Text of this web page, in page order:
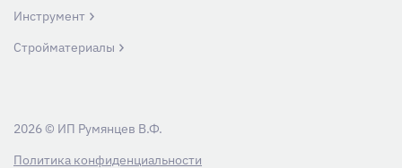
Инструмент
Стройматериалы
Политика конфиденциальности
2026 © ИП Румянцев В.Ф.